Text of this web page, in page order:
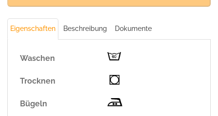
Eigenschaften Beschreibung Dokumente
Waschen
Trocknen
Bügeln